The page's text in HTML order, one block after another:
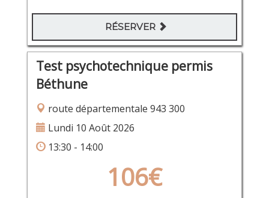
RÉSERVER
Test psychotechnique permis
Béthune
route départementale 943 300
Lundi 10 Août 2026
13:30 - 14:00
106€